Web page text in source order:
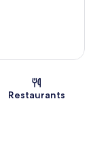
Restaurants